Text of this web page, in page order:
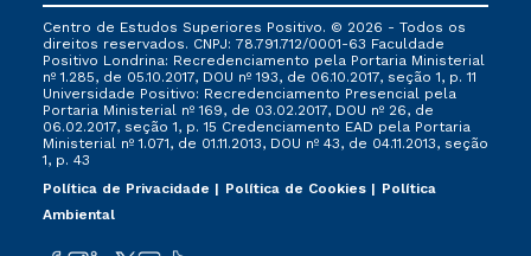
via FIES, Prouni e outros programas governamentais, e
não se acumula com nenhuma outra campanha
ofertada pela Instituição.
Centro de Estudos Superiores Positivo. © 2026 - Todos os
direitos reservados. CNPJ: 78.791.712/0001-63 Faculdade
Positivo Londrina: Recredenciamento pela Portaria Ministerial
nº 1.285, de 05.10.2017, DOU nº 193, de 06.10.2017, seção 1, p. 11
Universidade Positivo: Recredenciamento Presencial ​pela
Portaria Ministerial nº 169, de 03.02.2017, DOU nº 26, de
06.02.2017, seção 1, p. 15 Credenciamento EAD pela Portaria
Ministerial nº 1.071, de 01.11.2013, DOU nº 43, de 04.11.2013, seção
1, p. 43
Política de Privacidade
Política de Cookies
Política
Ambiental